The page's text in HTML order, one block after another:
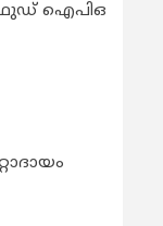
ഫുഡ് ഐപിഒ